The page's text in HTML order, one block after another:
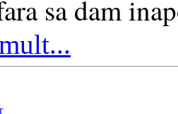
sa dam